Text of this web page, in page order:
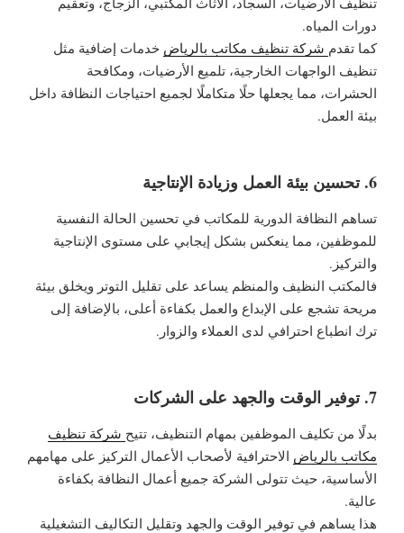
دورات المياه.
كما تقدم شركة تنظيف مكاتب بالرياض خدمات إضافية مثل
تنظيف الواجهات الخارجية، تلميع الأرضيات، ومكافحة
الحشرات، مما يجعلها حلًا متكاملًا لجميع احتياجات النظافة داخل
بيئة العمل.
6. تحسين بيئة العمل وزيادة الإنتاجية
تساهم النظافة الدورية للمكاتب في تحسين الحالة النفسية
للموظفين، مما ينعكس بشكل إيجابي على مستوى الإنتاجية
والتركيز.
فالمكتب النظيف والمنظم يساعد على تقليل التوتر ويخلق بيئة
مريحة تشجع على الإبداع والعمل بكفاءة أعلى، بالإضافة إلى
ترك انطباع احترافي لدى العملاء والزوار.
7. توفير الوقت والجهد على الشركات
بدلًا من تكليف الموظفين بمهام التنظيف، تتيح شركة تنظيف
مكاتب بالرياض الاحترافية لأصحاب الأعمال التركيز على مهامهم
الأساسية، حيث تتولى الشركة جميع أعمال النظافة بكفاءة
عالية.
هذا يساهم في توفير الوقت والجهد وتقليل التكاليف التشغيلية